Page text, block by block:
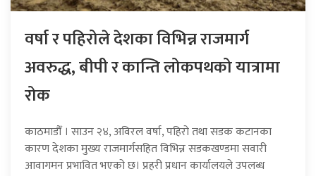
वर्षा र पहिरोले देशका विभिन्न राजमार्ग
अवरुद्ध, बीपी र कान्ति लोकपथको यात्रामा
रोक
काठमाडौँ । साउन २४, अविरल वर्षा, पहिरो तथा सडक कटानका
कारण देशका मुख्य राजमार्गसहित विभिन्न सडकखण्डमा सवारी
आवागमन प्रभावित भएको छ। प्रहरी प्रधान कार्यालयले उपलब्ध